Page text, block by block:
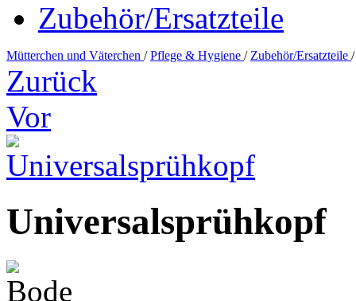
Zubehör/Ersatzteile
Mütterchen und Väterchen / Pflege & Hygiene / Zubehör/Ersatzteile /
Zurück
Vor
Universalsprühkopf